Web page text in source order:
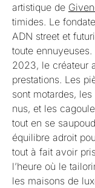
artistique de
timides. Le
ADN street et
toute
2023, le créateur
prestations. Les
sont motardes,
nus, et les
tout en se
équilibre adroit
tout à fait avoir
l’heure où le
les maisons de